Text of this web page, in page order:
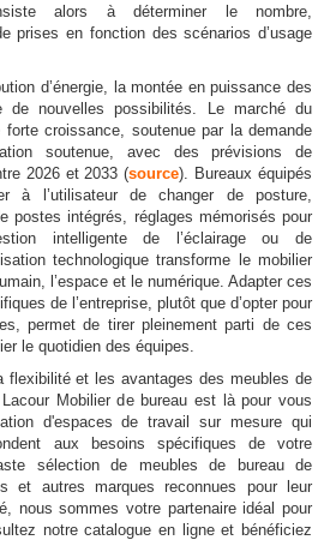
alors à déterminer le nombre,
prises en fonction des scénarios d’usage
d’énergie, la montée en puissance des
de nouvelles possibilités. Le marché du
croissance, soutenue par la demande
soutenue, avec des prévisions de
2026 et 2033 (source). Bureaux équipés
à l’utilisateur de changer de posture,
postes intégrés, réglages mémorisés pour
intelligente de l’éclairage ou de
technologique transforme le mobilier
l’espace et le numérique. Adapter ces
de l’entreprise, plutôt que d’opter pour
permet de tirer pleinement parti de ces
le quotidien des équipes.
flexibilité et les avantages des meubles de
Mobilier de bureau est là pour vous
d'espaces de travail sur mesure qui
aux besoins spécifiques de votre
sélection de meubles de bureau de
et autres marques reconnues pour leur
nous sommes votre partenaire idéal pour
notre catalogue en ligne et bénéficiez